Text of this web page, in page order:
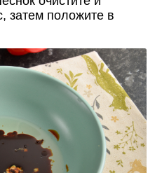
затем положите в